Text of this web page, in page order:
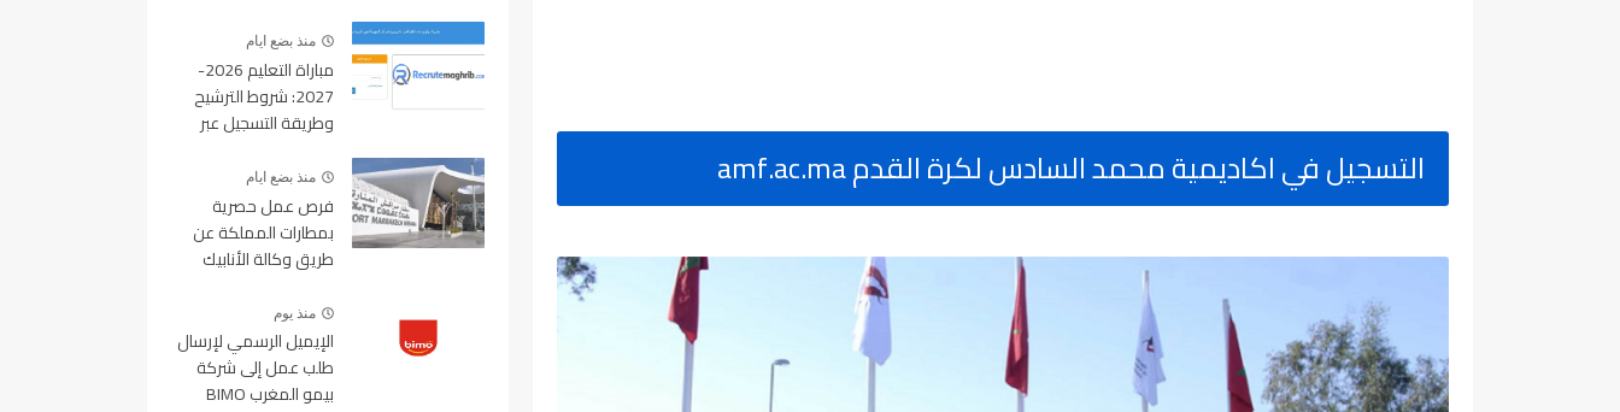
التسجيل في اكاديمية محمد السادس لكرة القدم amf.ac.ma
منذ بضع ايام
مباراة التعليم 2026-
2027: شروط الترشيح
وطريقة التسجيل عبر
منذ بضع ايام
فرص عمل حصرية
بمطارات المملكة عن
طريق وكالة الأنابيك
منذ يوم
الإيميل الرسمي لإرسال
طلب عمل إلى شركة
بيمو المغرب BIMO